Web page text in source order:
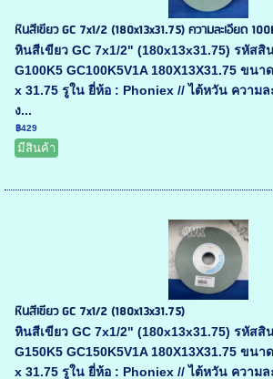
หินสีเขียว GC 7x1/2 (180x13x31.75) ความละเอียด
หินสีเขียว GC 7x1/2" (180x13x31.75) รหัสสิ
G100K5 GC100K5V1A 180X13X31.75 ขนา
x 31.75 รูใน ยี่ห้อ : Phoniex // ไต้หวัน ความล
ง...
฿429
มีสินค้า
หินสีเขียว GC 7x1/2 (180x13x31.75)
หินสีเขียว GC 7x1/2" (180x13x31.75) รหัสสิ
G150K5 GC150K5V1A 180X13X31.75 ขนา
x 31.75 รูใน ยี่ห้อ : Phoniex // ไต้หวัน ความล